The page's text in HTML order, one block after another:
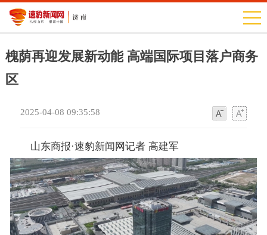
槐荫再迎发展新动能 高端国际项目落户商务
区
2025-04-08 09:35:58
山东商报·速豹新闻网记者 高建军